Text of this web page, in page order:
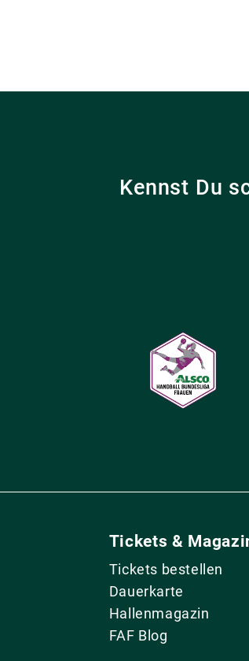
Kennst Du
Tickets &
Tickets bestellen
Dauerkarte
Hallenmagazin
FAF Blog